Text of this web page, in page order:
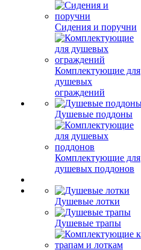
Сидения и поручни
Комплектующие для
душевых
ограждений
Душевые поддоны
Комплектующие для
душевых поддонов
Душевые лотки
Душевые трапы